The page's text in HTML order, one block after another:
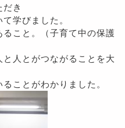
き
学びました。
こと。（子育て中の保護
人とがつながることを大
ことがわかりました。